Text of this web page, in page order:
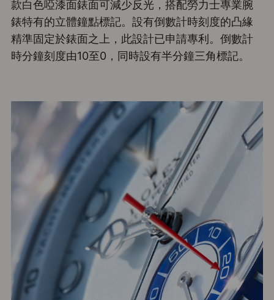
款白色啞漆面錶面可減少反光，搭配勞力士專業腕
錶特有的立體鐘點標記。設有倒數計時刻度的凸緣
精準固定於錶面之上，此設計已申請專利。倒數計
時分鐘刻度由10至0，同時設有半分鐘三角標記。